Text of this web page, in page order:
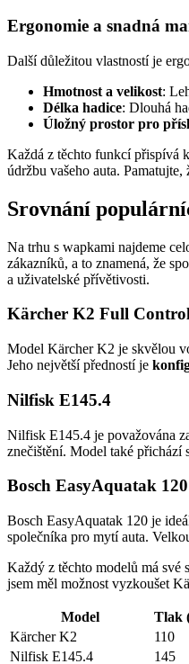
Ergonomie a snadná
Další důležitou vlastností je
Hmotnost a velikost:
Délka hadice: Dlouhá
Úložný prostor pro
Každá z těchto funkcí přispívá
údržbu vašeho auta.
Srovnání
Na trhu s wapkami najdeme
zákazníků, a to znamená, že
a uživatelské přívětivosti.
Kärcher K2 Full
Model Kärcher K2 je skvělou
Jeho největší předností je
Nilfisk E145.4
Nilfisk E145.4 je považována
znečištění. Model také přichází
Bosch EasyAquatak 120
Bosch EasyAquatak 120 je
společníka pro mytí auta.
Každý z těchto modelů má své
jsem měl možnost vyzkoušet
Model Tlak
Kärcher K2
110
Nilfisk E145.4
145